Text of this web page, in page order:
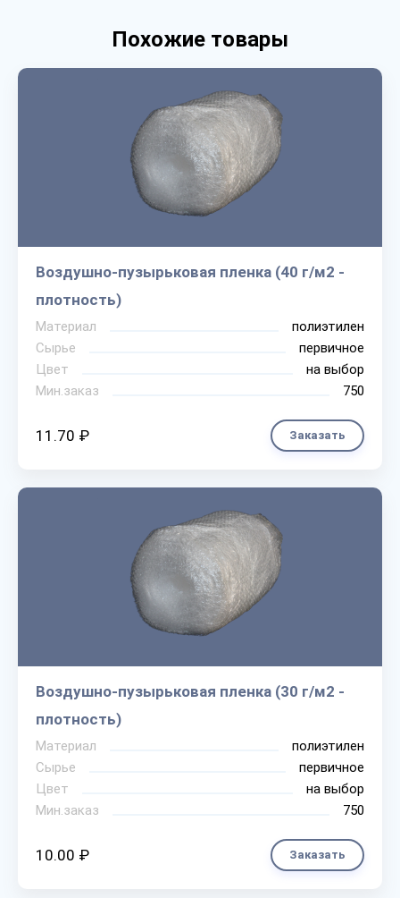
Похожие товары
Воздушно-пузырьковая пленка (40 г/м2 -
плотность)
Материал
полиэтилен
Сырье
первичное
Цвет
на выбор
Мин.заказ
750
11.70 ₽ Заказать
Воздушно-пузырьковая пленка (30 г/м2 -
плотность)
Материал
полиэтилен
Сырье
первичное
Цвет
на выбор
Мин.заказ
750
10.00 ₽ Заказать